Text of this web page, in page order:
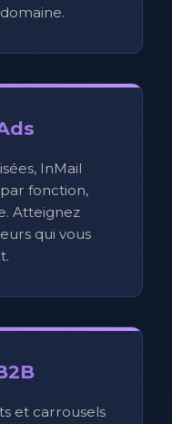
InMail
fonction,
Atteignez
qui vous
et carrousels